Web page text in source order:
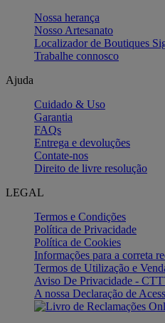
Nossa herança
Nosso Artesanato
Localizador de Boutiques
Trabalhe connosco
Ajuda
Cuidado & Uso
Garantia
FAQs
Entrega e devoluções
Contate-nos
Direito de livre resolução
LEGAL
Termos e Condições
Política de Privacidade
Política de Cookies
Informações para a correta
Termos de Utilização e
Aviso De Privacidade -
A nossa Declaração de